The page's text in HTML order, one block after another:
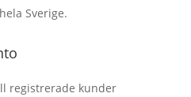
Sverige.
registrerade kunder